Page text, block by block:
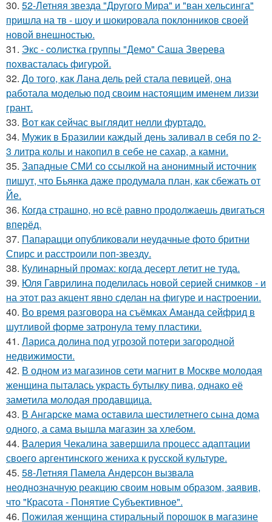
30. 52-Летняя звезда "Другого Мира" и "ван хельсинга"
пришла на тв - шоу и шокировала поклонников своей
новой внешностью.
31. Экс - coлистка группы "Демо" Саша Зверева
пoхвасталась фигуpoй.
32. До того, как Лана дель рей стала певицей, она
работала моделью под своим настоящим именем лиззи
грант.
33. Вот как сейчас выглядит нелли фуртадо.
34. Мужик в Бразилии каждый день заливал в себя по 2-
3 литра колы и накопил в себе не сахар, а камни.
35. Западные СМИ со ссылкой на анонимный источник
пишут, что Бьянка даже продумала план, как сбежать от
Йе.
36. Когда страшно, но всё равно продолжаешь двигаться
вперёд.
37. Папарацци опубликовали неудачные фото бритни
Спирс и расстроили поп-звезду.
38. Кулинарный промах: когда десерт летит не туда.
39. Юля Гаврилина поделилась новой серией снимков - и
на этот раз акцент явно сделан на фигуре и настроении.
40. Во время разговора на съёмках Аманда сейфрид в
шутливой форме затронула тему пластики.
41. Лариса долина под угрозой потери загородной
недвижимости.
42. В одном из магазинов сети магнит в Москве молодая
женщина пыталась украсть бутылку пива, однако её
заметила молодая продавщица.
43. В Ангарске мама оставила шестилетнего сына дома
одного, а сама вышла магазин за хлебом.
44. Валерия Чекалина завершила процесс адаптации
своего аргентинского жениха к русской культуре.
45. 58-Летняя Памела Андерсон вызвала
неоднозначную реакцию своим новым образом, заявив,
что "Красота - Понятие Субъективное".
46. Пожилая женщина стиральный порошок в магазине